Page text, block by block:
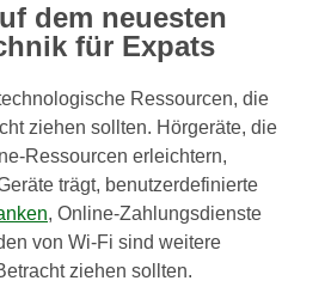
dem neuesten
für Expats
Ressourcen, die
ziehen sollten. Hörgeräte, die
Ressourcen erleichtern,
trägt, benutzerdefinierte
, Online-Zahlungsdienste
von Wi-Fi sind weitere
ziehen sollten.